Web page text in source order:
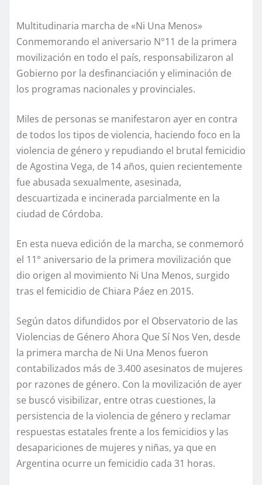
Multitudinaria marcha de «Ni Una Menos»
Conmemorando el aniversario N°11 de la primera
movilización en todo el país, responsabilizaron al
Gobierno por la desfinanciación y eliminación de
los programas nacionales y provinciales.
Miles de personas se manifestaron ayer en contra
de todos los tipos de violencia, haciendo foco en la
violencia de género y repudiando el brutal femicidio
de Agostina Vega, de 14 años, quien recientemente
fue abusada sexualmente, asesinada,
descuartizada e incinerada parcialmente en la
ciudad de Córdoba.
En esta nueva edición de la marcha, se conmemoró
el 11° aniversario de la primera movilización que
dio origen al movimiento Ni Una Menos, surgido
tras el femicidio de Chiara Páez en 2015.
Según datos difundidos por el Observatorio de las
Violencias de Género Ahora Que Sí Nos Ven, desde
la primera marcha de Ni Una Menos fueron
contabilizados más de 3.400 asesinatos de mujeres
por razones de género. Con la movilización de ayer
se buscó visibilizar, entre otras cuestiones, la
persistencia de la violencia de género y reclamar
respuestas estatales frente a los femicidios y las
desapariciones de mujeres y niñas, ya que en
Argentina ocurre un femicidio cada 31 horas.